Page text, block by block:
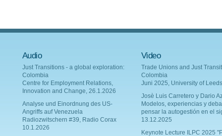
Audio
Just Transitions - a global exploration:
Colombia
Centre for Employment Relations,
Innovation and Change, 26.1.2026
Analyse und Einordnung des US-
Angriffs auf Venezuela
Radiozwitschern #39, Radio Corax
10.1.2026
Video
Trade Unions and Just
Colombia
Juni 2025, University of Leeds
Josè Luis Carretero y Dario
Modelos, experiencias y
pensar la autogestión en el
13.12.2025
Keynote Lecture ILPC 2025